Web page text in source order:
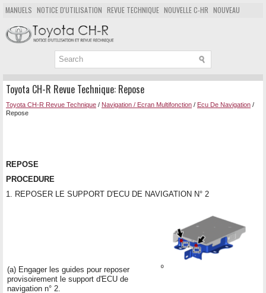
MANUELS NOTICE D'UTILISATION REVUE TECHNIQUE NOUVELLE C-HR NOUVEAU
POPULAIRE
PLAN DU SITE CHERCHER
Toyota CH-R Revue Technique: Repose
Toyota CH-R Revue Technique / Navigation / Ecran Multifonction / Ecu De Navigation /
Repose
REPOSE
PROCEDURE
1. REPOSER LE SUPPORT D'ECU DE NAVIGATION N° 2
(a) Engager les guides pour reposer
provisoirement le support d'ECU de
navigation n° 2.